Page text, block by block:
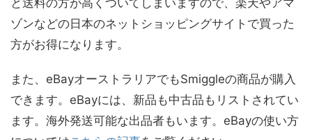
ゾンなどの日本のネットショッピングサイトで買った
方がお得になります。
また、eBayオーストラリアでもSmiggleの商品が購入
できます。eBayには、新品も中古品もリストされてい
ます。海外発送可能な出品者もいます。eBayの使い方